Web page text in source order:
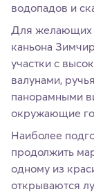
водопадов и
Для желающих
каньона
участки с
валунами,
панорамными
окружающие
Наиболее
продолжить
одному из
открываются